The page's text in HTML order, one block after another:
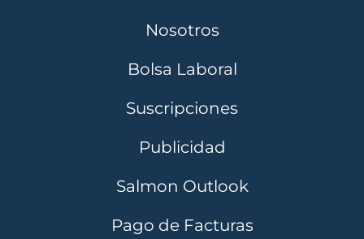
Nosotros
Bolsa Laboral
Suscripciones
Publicidad
Salmon Outlook
Pago de Facturas